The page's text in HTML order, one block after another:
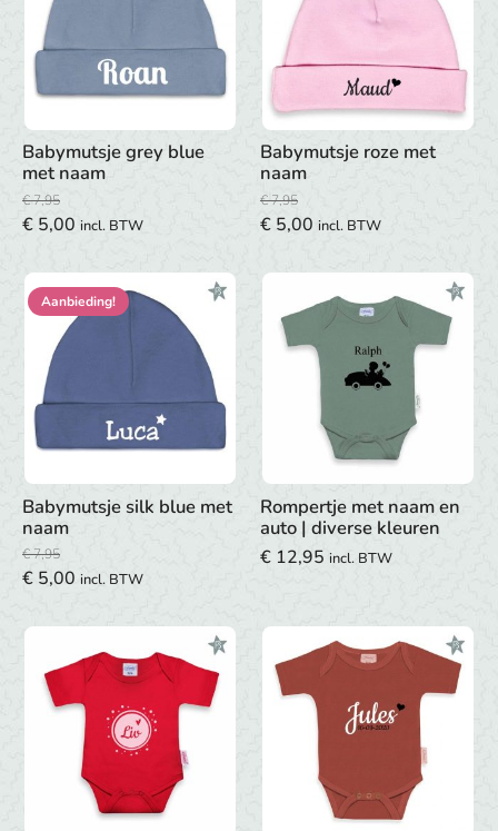
Babymutsje grey blue
met naam
€7,95
Oorspronkelijke
was:
€ 7,95.
€ 5,00 Huidige
is:
€ 5,00.
incl. BTW
Babymutsje roze met
naam
€7,95
Oorspronkelijke
was:
€ 7,95.
€ 5,00 Huidige
is:
€ 5,00.
incl. BTW
Aanbieding!
Babymutsje silk blue met
naam
€7,95
Oorspronkelijke
was:
€ 7,95.
€ 5,00 Huidige
is:
€ 5,00.
incl. BTW
Rompertje met naam en
auto | diverse kleuren
€ 12,95 incl. BTW